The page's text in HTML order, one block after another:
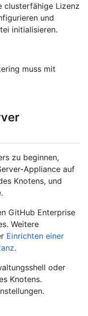
clusterfähige Lizenz
und
initialisieren.
muss mit
zu beginnen,
Appliance auf
Knotens, und
GitHub Enterprise
Weitere
Einrichten einer
.
oder
Knotens.